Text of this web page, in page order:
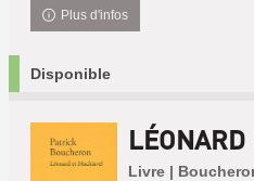
Plus d'infos
Disponible
Livre |